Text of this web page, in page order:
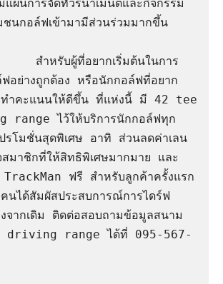
ผนการจัดทัวร์นาเมนต์และกิจกรรม
ชนกอล์ฟเข้ามามีส่วนร่วมมากขึ้น
ฟอย่างถูกต้อง หรือนักกอล์ฟที่อยาก
ทำคะแนนให้ดีขึ้น ที่แห่งนี้ มี 42 tee
ไว้ให้บริการนักกอล์ฟทุก
รโมชั่นสุดพิเศษ อาทิ ส่วนลดค่าเลน
มาชิกที่ให้สิทธิพิเศษมากมาย และ
TrackMan ฟรี สำหรับลูกค้าครั้งแรก
คนได้สัมผัสประสบการณ์การไดร์ฟ
จากเดิม ติดต่อสอบถามข้อมูลสนาม
range ได้ที่ 095-567-